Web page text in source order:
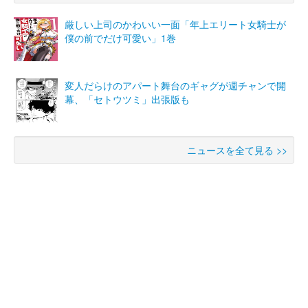
厳しい上司のかわいい一面「年上エリート女騎士が
僕の前でだけ可愛い」1巻
変人だらけのアパート舞台のギャグが週チャンで開
幕、「セトウツミ」出張版も
ニュースを全て見る >>